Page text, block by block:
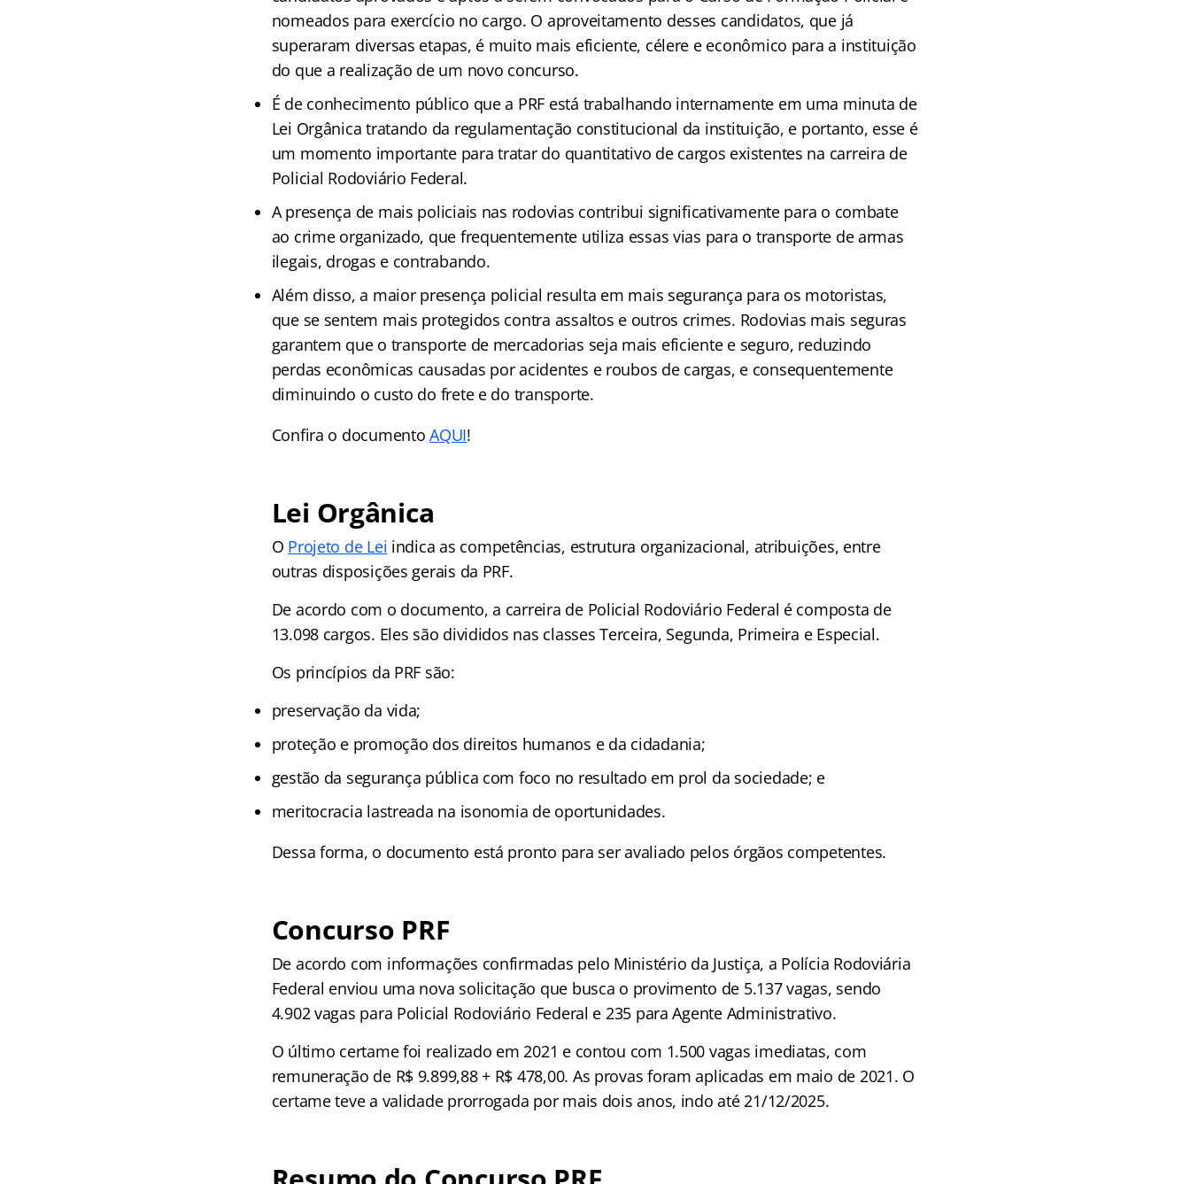
nomeados para exercício no cargo. O aproveitamento desses candidatos, que já
superaram diversas etapas, é muito mais eficiente, célere e econômico para a instituição
do que a realização de um novo concurso.
É de conhecimento público que a PRF está trabalhando internamente em uma minuta de
Lei Orgânica tratando da regulamentação constitucional da instituição, e portanto, esse é
um momento importante para tratar do quantitativo de cargos existentes na carreira de
Policial Rodoviário Federal.
A presença de mais policiais nas rodovias contribui significativamente para o combate
ao crime organizado, que frequentemente utiliza essas vias para o transporte de armas
ilegais, drogas e contrabando.
Além disso, a maior presença policial resulta em mais segurança para os motoristas,
que se sentem mais protegidos contra assaltos e outros crimes. Rodovias mais seguras
garantem que o transporte de mercadorias seja mais eficiente e seguro, reduzindo
perdas econômicas causadas por acidentes e roubos de cargas, e consequentemente
diminuindo o custo do frete e do transporte.
Confira o documentoAQUI!
Lei Orgânica
O Projeto de Lei indica as competências, estrutura organizacional, atribuições, entre
outras disposições gerais da PRF.
De acordo com o documento, a carreira de Policial Rodoviário Federal é composta de
13.098 cargos. Eles são divididos nas classes Terceira, Segunda, Primeira e Especial.
Os princípios da PRF são:
preservação da vida;
proteção e promoção dos direitos humanos e da cidadania;
gestão da segurança pública com foco no resultado em prol da sociedade; e
meritocracia lastreada na isonomia de oportunidades.
Dessa forma, o documento está pronto para ser avaliado pelos órgãos competentes.
Concurso PRF
De acordo com informações confirmadas pelo Ministério da Justiça, a Polícia Rodoviária
Federal enviou uma nova solicitação que busca o provimento de 5.137 vagas, sendo
4.902 vagas para Policial Rodoviário Federal e 235 para Agente Administrativo.
O último certame foi realizado em 2021 e contou com 1.500 vagas imediatas, com
remuneração de R$ 9.899,88 + R$ 478,00. As provas foram aplicadas em maio de 2021. O
certame teve a validade prorrogada por mais dois anos, indo até 21/12/2025.